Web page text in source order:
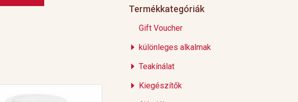
Termékkategóriák
Gift Voucher
különleges alkalmak
Teakínálat
Kiegészítők